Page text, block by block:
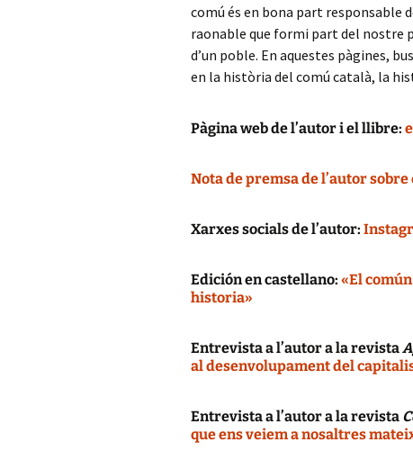
comú és en bona part responsable
raonable que formi part del
d’un poble. En aquestes pàgines,
en la història del comú català, la
Pàgina web de l’autor i el llibre:
Nota de premsa de l’autor
Xarxes socials de l’autor:
Edición en castellano: «El
historia»
Entrevista a l’autor a la revista
al desenvolupament del
Entrevista a l’autor a la revista
que ens veiem a nosaltres